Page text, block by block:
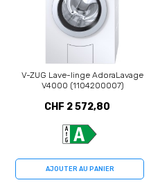
V-ZUG Lave-linge AdoraLavage
V4000 (1104200007)
CHF 2 572,80
AJOUTER AU PANIER